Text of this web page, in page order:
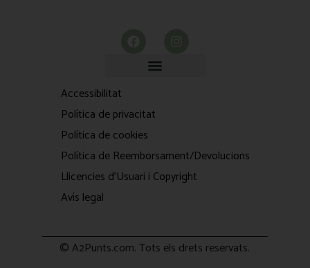
Accessibilitat
Política de privacitat
Política de cookies
Política de Reemborsament/Devolucions
Llicencies d'Usuari i Copyright
Avís legal
© A2Punts.com. Tots els drets reservats.